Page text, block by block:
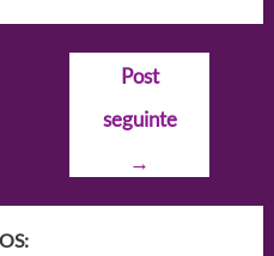
Post
seguinte
→